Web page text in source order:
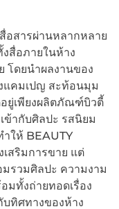
อสารผ่านหลากหลาย
สื่อภายในห้าง
โดยนำผลงานของ
แคมเปญ สะท้อนมุม
ยู่เพียงผลิตภัณฑ์บิวตี้
ข้ากับศิลปะ รสนิยม
ให้ BEAUTY
สริมการขาย แต่
รวมศิลปะ ความงาม
มทั้งถ่ายทอดเรื่อง
ทิศทางของห้าง